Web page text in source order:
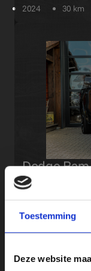
Toestemming
Deze website
2024 30 km
Dodge
Hurricane
2024
Schrijf je hier